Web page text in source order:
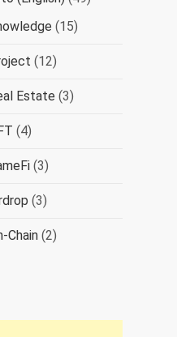
(15)
(12)
Estate (3)
(4)
(3)
(3)
Chain (2)